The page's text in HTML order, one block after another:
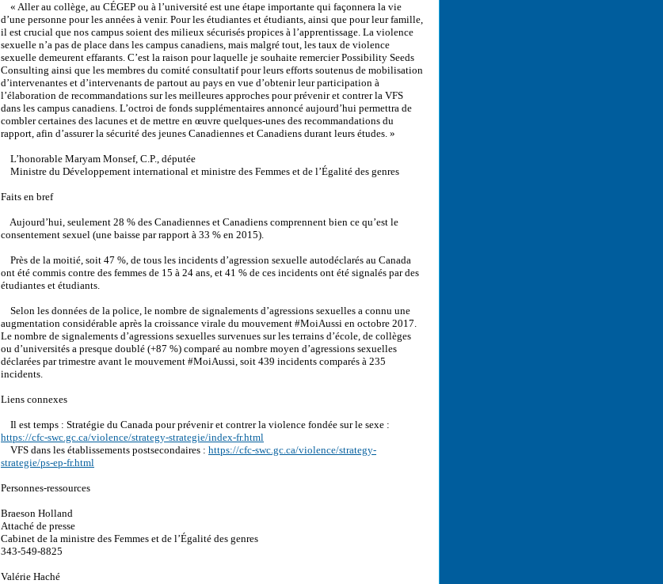
« Aller au collège, au CÉGEP ou à l’université est une étape importante qui façonnera la vie
d’une personne pour les années à venir. Pour les étudiantes et étudiants, ainsi que pour leur famille,
il est crucial que nos campus soient des milieux sécurisés propices à l’apprentissage. La violence
sexuelle n’a pas de place dans les campus canadiens, mais malgré tout, les taux de violence
sexuelle demeurent effarants. C’est la raison pour laquelle je souhaite remercier Possibility Seeds
Consulting ainsi que les membres du comité consultatif pour leurs efforts soutenus de mobilisation
d’intervenantes et d’intervenants de partout au pays en vue d’obtenir leur participation à
l’élaboration de recommandations sur les meilleures approches pour prévenir et contrer la VFS
dans les campus canadiens. L’octroi de fonds supplémentaires annoncé aujourd’hui permettra de
combler certaines des lacunes et de mettre en œuvre quelques-unes des recommandations du
rapport, afin d’assurer la sécurité des jeunes Canadiennes et Canadiens durant leurs études. »
L’honorable Maryam Monsef, C.P., députée
Ministre du Développement international et ministre des Femmes et de l’Égalité des genres
Faits en bref
Aujourd’hui, seulement 28 % des Canadiennes et Canadiens comprennent bien ce qu’est le
consentement sexuel (une baisse par rapport à 33 % en 2015).
Près de la moitié, soit 47 %, de tous les incidents d’agression sexuelle autodéclarés au Canada
ont été commis contre des femmes de 15 à 24 ans, et 41 % de ces incidents ont été signalés par des
étudiantes et étudiants.
Selon les données de la police, le nombre de signalements d’agressions sexuelles a connu une
augmentation considérable après la croissance virale du mouvement #MoiAussi en octobre 2017.
Le nombre de signalements d’agressions sexuelles survenues sur les terrains d’école, de collèges
ou d’universités a presque doublé (+87 %) comparé au nombre moyen d’agressions sexuelles
déclarées par trimestre avant le mouvement #MoiAussi, soit 439 incidents comparés à 235
incidents.
Liens connexes
Il est temps : Stratégie du Canada pour prévenir et contrer la violence fondée sur le sexe :
https://cfc-swc.gc.ca/violence/strategy-strategie/index-fr.html
VFS dans les établissements postsecondaires : https://cfc-swc.gc.ca/violence/strategy-
strategie/ps-ep-fr.html
Personnes-ressources
Braeson Holland
Attaché de presse
Cabinet de la ministre des Femmes et de l’Égalité des genres
343-549-8825
Valérie Haché